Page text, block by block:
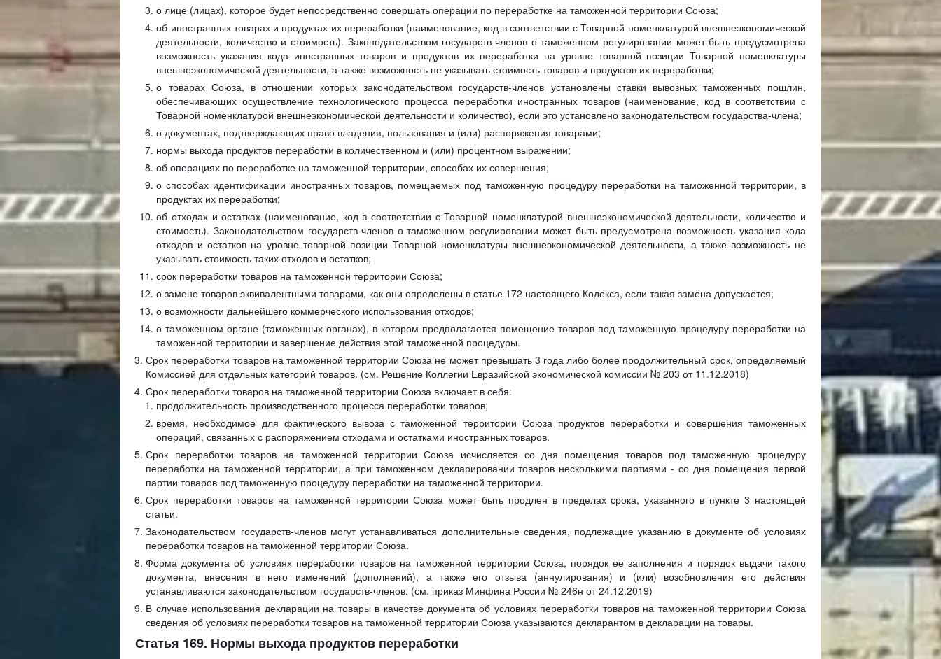
о лице (лицах), которое будет непосредственно совершать операции по переработке на таможенной территории Союза;
об иностранных товарах и продуктах их переработки (наименование, код в соответствии с Товарной номенклатурой внешнеэкономической
деятельности, количество и стоимость). Законодательством государств-членов о таможенном регулировании может быть предусмотрена
возможность указания кода иностранных товаров и продуктов их переработки на уровне товарной позиции Товарной номенклатуры
внешнеэкономической деятельности, а также возможность не указывать стоимость товаров и продуктов их переработки;
о товарах Союза, в отношении которых законодательством государств-членов установлены ставки вывозных таможенных пошлин,
обеспечивающих осуществление технологического процесса переработки иностранных товаров (наименование, код в соответствии с
Товарной номенклатурой внешнеэкономической деятельности и количество), если это установлено законодательством государства-члена;
о документах, подтверждающих право владения, пользования и (или) распоряжения товарами;
нормы выхода продуктов переработки в количественном и (или) процентном выражении;
об операциях по переработке на таможенной территории, способах их совершения;
о способах идентификации иностранных товаров, помещаемых под таможенную процедуру переработки на таможенной территории, в
продуктах их переработки;
об отходах и остатках (наименование, код в соответствии с Товарной номенклатурой внешнеэкономической деятельности, количество и
стоимость). Законодательством государств-членов о таможенном регулировании может быть предусмотрена возможность указания кода
отходов и остатков на уровне товарной позиции Товарной номенклатуры внешнеэкономической деятельности, а также возможность не
указывать стоимость таких отходов и остатков;
срок переработки товаров на таможенной территории Союза;
о замене товаров эквивалентными товарами, как они определены в статье 172 настоящего Кодекса, если такая замена допускается;
о возможности дальнейшего коммерческого использования отходов;
о таможенном органе (таможенных органах), в котором предполагается помещение товаров под таможенную процедуру переработки на
таможенной территории и завершение действия этой таможенной процедуры.
Срок переработки товаров на таможенной территории Союза не может превышать 3 года либо более продолжительный срок, определяемый
Комиссией для отдельных категорий товаров. (см. Решение Коллегии Евразийской экономической комиссии № 203 от 11.12.2018)
Срок переработки товаров на таможенной территории Союза включает в себя:
продолжительность производственного процесса переработки товаров;
время, необходимое для фактического вывоза с таможенной территории Союза продуктов переработки и совершения таможенных
операций, связанных с распоряжением отходами и остатками иностранных товаров.
Срок переработки товаров на таможенной территории Союза исчисляется со дня помещения товаров под таможенную процедуру
переработки на таможенной территории, а при таможенном декларировании товаров несколькими партиями - со дня помещения первой
партии товаров под таможенную процедуру переработки на таможенной территории.
Срок переработки товаров на таможенной территории Союза может быть продлен в пределах срока, указанного в пункте 3 настоящей
статьи.
Законодательством государств-членов могут устанавливаться дополнительные сведения, подлежащие указанию в документе об условиях
переработки товаров на таможенной территории Союза.
Форма документа об условиях переработки товаров на таможенной территории Союза, порядок ее заполнения и порядок выдачи такого
документа, внесения в него изменений (дополнений), а также его отзыва (аннулирования) и (или) возобновления его действия
устанавливаются законодательством государств-членов. (см. приказ Минфина России № 246н от 24.12.2019)
В случае использования декларации на товары в качестве документа об условиях переработки товаров на таможенной территории Союза
сведения об условиях переработки товаров на таможенной территории Союза указываются декларантом в декларации на товары.
Статья 169. Нормы выхода продуктов переработки